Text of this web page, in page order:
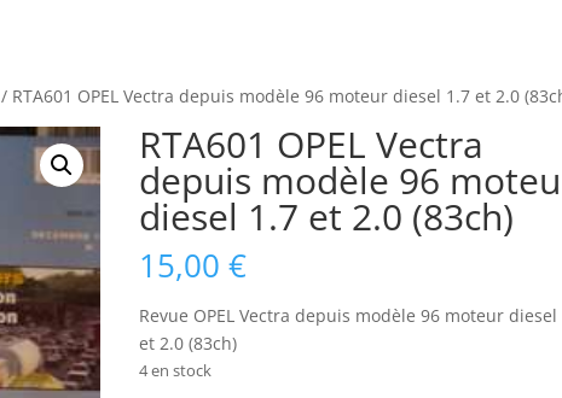
/ RTA601 OPEL Vectra depuis modèle 96 moteur diesel 1.7 et 2.0
RTA601 OPEL Vectra
depuis modèle 96
diesel 1.7 et 2.0 (83ch)
15,00€
Revue OPEL Vectra depuis modèle 96 moteur diesel
et 2.0 (83ch)
4 en stock